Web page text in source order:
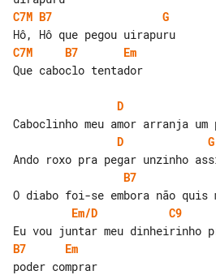
C7M B7
G
C7M
B7
Em
Que caboclo tentador
D
D
G
B7
Em/D
C9
B7
Em
poder comprar